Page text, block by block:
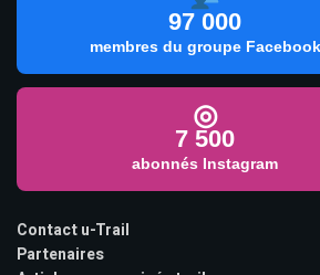
97 000
membres du groupe Facebook
◎
7 500
abonnés Instagram
Contact u-Trail
Partenaires